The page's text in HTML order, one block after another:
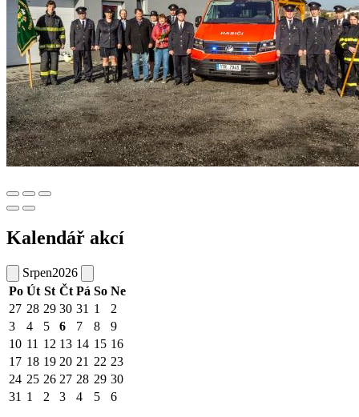
Kalendář akcí
Srpen2026
Po Út St Čt Pá So Ne
27 28 29 30 31 1
2
3
4 5 6 7 8
9
10 11 12 13 14 15 16
17 18 19 20 21 22 23
24 25 26 27 28 29 30
31 1 2 3 4 5 6